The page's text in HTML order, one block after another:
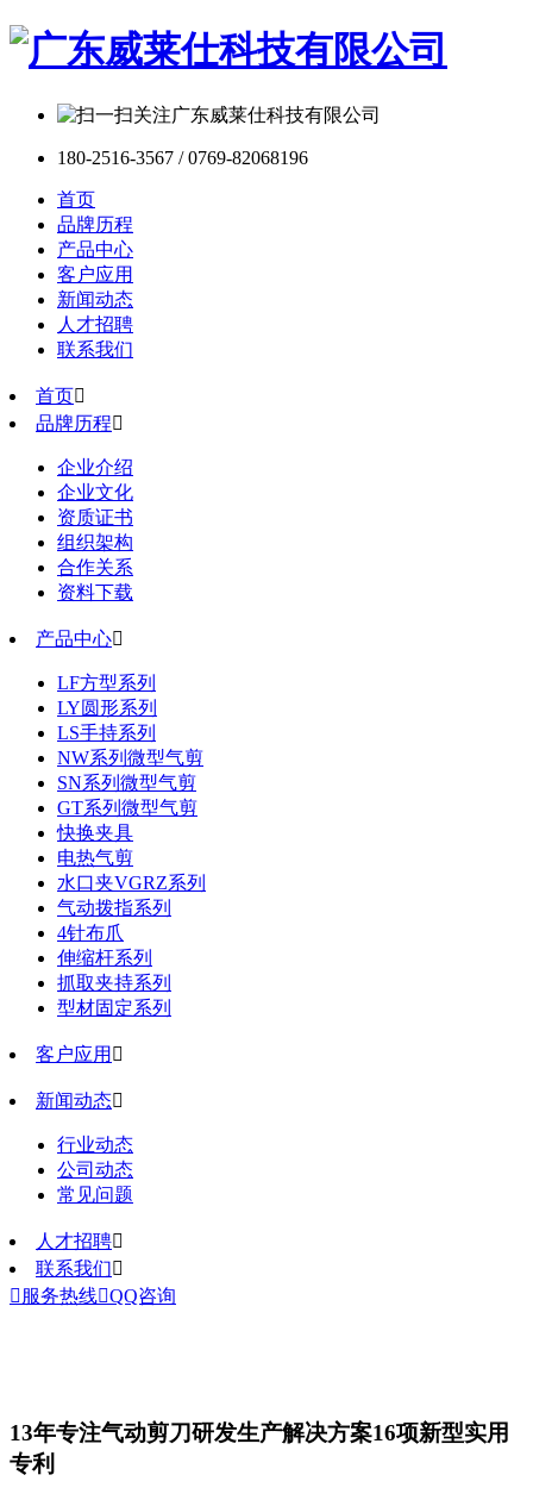
180-2516-3567 / 0769-82068196
首页
品牌历程
产品中心
客户应用
新闻动态
人才招聘
联系我们
首页
品牌历程
企业介绍
企业文化
资质证书
组织架构
合作关系
资料下载
产品中心
LF方型系列
LY圆形系列
LS手持系列
NW系列微型气剪
SN系列微型气剪
GT系列微型气剪
快换夹具
电热气剪
水口夹VGRZ系列
气动拨指系列
4针布爪
伸缩杆系列
抓取夹持系列
型材固定系列
客户应用 
新闻动态
行业动态
公司动态
常见问题
人才招聘
联系我们
 服务热线QQ咨询
13年专注气动剪刀研发生产解决方案16项新型实用
专利